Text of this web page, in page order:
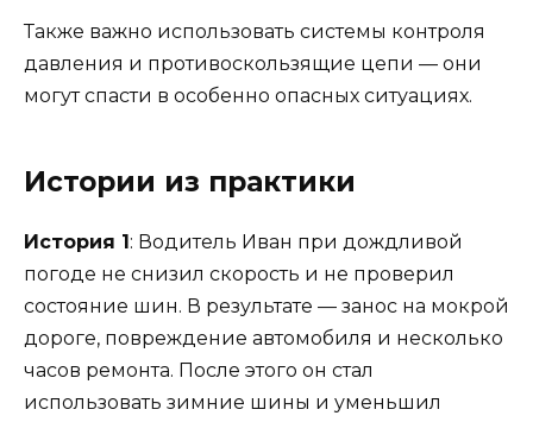
Также важно использовать системы контроля
давления и противоскользящие цепи — они
могут спасти в особенно опасных ситуациях.
Истории из практики
История 1: Водитель Иван при дождливой
погоде не снизил скорость и не проверил
состояние шин. В результате — занос на мокрой
дороге, повреждение автомобиля и несколько
часов ремонта. После этого он стал
использовать зимние шины и уменьшил